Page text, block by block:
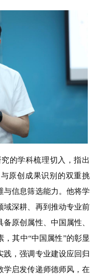
的学科梳理切入，指出
原创成果识别的双重挑
与信息筛选能力。他将学
域深耕、再到推动专业前
原创属性、中国属性、
，其中“中国属性”的彰显
践，强调专业建设应回归
学启发传递师德师风，在